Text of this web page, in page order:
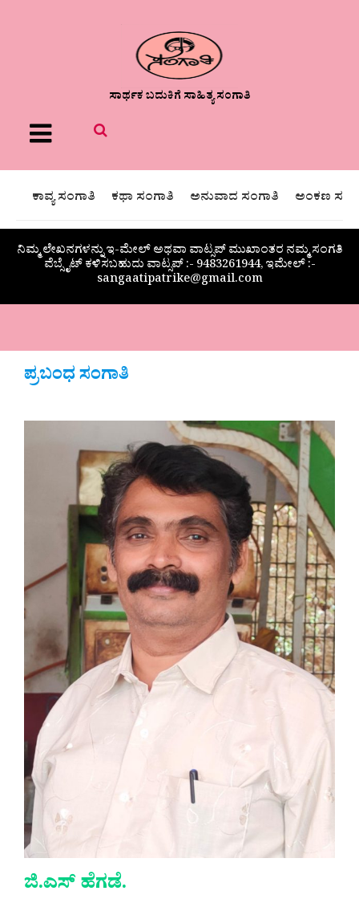
ಸಾರ್ಥಕ ಬದುಕಿಗೆ ಸಾಹಿತ್ಯ ಸಂಗಾತಿ
Menu
ಕಾವ್ಯ ಸಂಗಾತಿ ಕಥಾ ಸಂಗಾತಿ ಅನುವಾದ ಸಂಗಾತಿ ಅಂಕಣ
ನಿಮ್ಮ ಲೇಖನಗಳನ್ನು ಇ-ಮೇಲ್ ಅಥವಾ ವಾಟ್ಸಪ್ ಮುಖಾಂತರ ನಮ್ಮ ಸಂಗತಿ
ವೆಬ್ಸೈಟ್ ಕಳಿಸಬಹುದು ವಾಟ್ಸಪ್‌ :- 9483261944, ಇಮೇಲ್ :-
sangaatipatrike@gmail.com
ಪ್ರಬಂಧ ಸಂಗಾತಿ
ಜಿ.ಎಸ್ ಹೆಗಡೆ.